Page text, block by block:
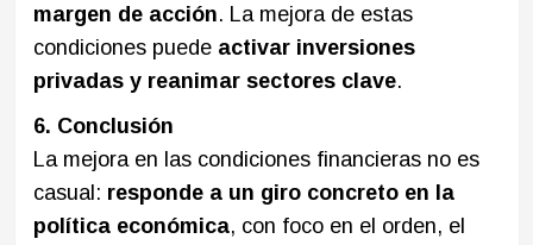
margen de acción. La mejora de estas
condiciones puede activar inversiones
privadas y reanimar sectores clave.
6. Conclusión
La mejora en las condiciones financieras no es
casual: responde a un giro concreto en la
política económica, con foco en el orden, el